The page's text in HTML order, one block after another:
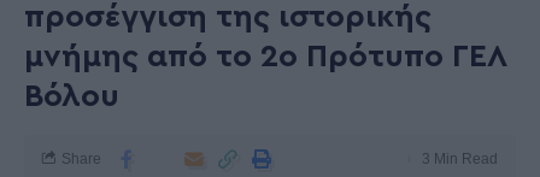
προσέγγιση της ιστορικής
μνήμης από το 2ο Πρότυπο ΓΕΛ
Βόλου
Share 3 Min Read